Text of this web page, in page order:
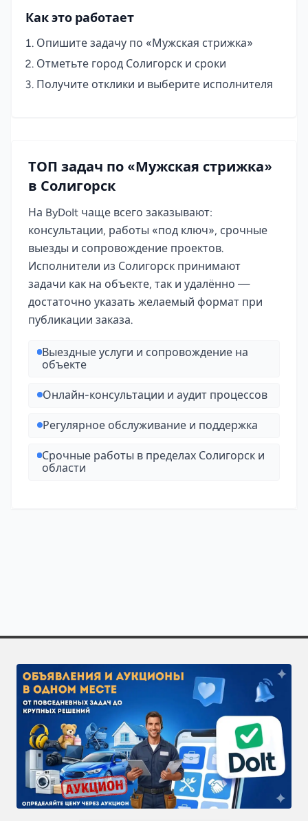
Как это работает
Опишите задачу по «Мужская стрижка»
Отметьте город Солигорск и сроки
Получите отклики и выберите исполнителя
ТОП задач по «Мужская стрижка»
в Солигорск
На ByDoIt чаще всего заказывают:
консультации, работы «под ключ», срочные
выезды и сопровождение проектов.
Исполнители из Солигорск принимают
задачи как на объекте, так и удалённо —
достаточно указать желаемый формат при
публикации заказа.
Выездные услуги и сопровождение на
объекте
Онлайн-консультации и аудит процессов
Регулярное обслуживание и поддержка
Срочные работы в пределах Солигорск и
области